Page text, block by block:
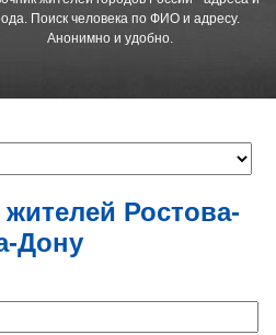
Поиск человека по ФИО и адресу.
Анонимно и удобно.
Ростова-
Дону